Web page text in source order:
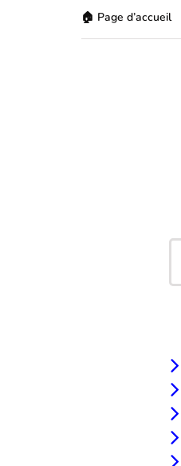
🏠 Page d’accueil